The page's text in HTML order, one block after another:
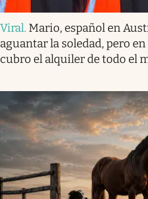
Viral. Mario, español en
aguantar la soledad, pero
cubro el alquiler de todo el